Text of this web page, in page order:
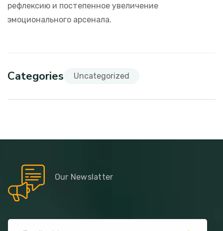
рефлексию и постепенное увеличение
эмоционального арсенала.
Categories Uncategorized
Our Newslatter